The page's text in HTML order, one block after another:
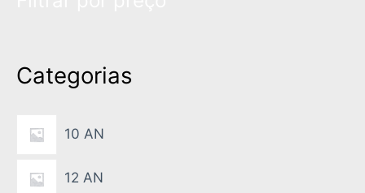
s
Categorias
10 AN
12 AN